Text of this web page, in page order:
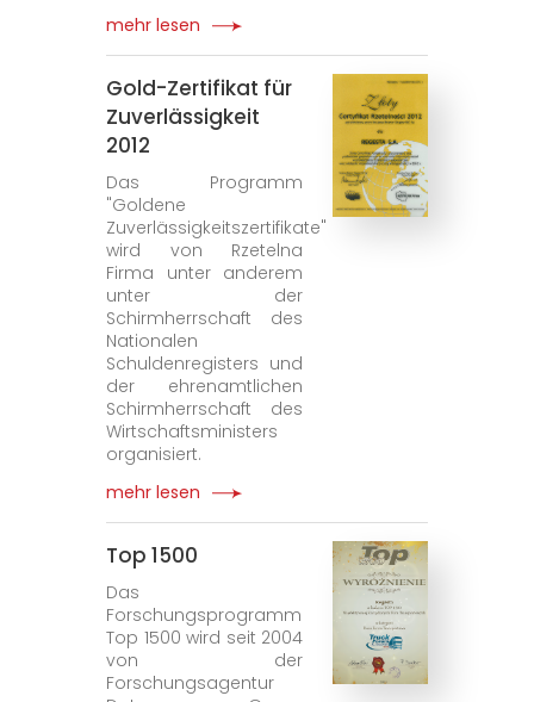
mehr lesen
Gold-Zertifikat für
Zuverlässigkeit
2012
Das Programm
"Goldene
Zuverlässigkeitszertifikate"
wird von Rzetelna
Firma unter anderem
unter der
Schirmherrschaft des
Nationalen
Schuldenregisters und
der ehrenamtlichen
Schirmherrschaft des
Wirtschaftsministers
organisiert.
mehr lesen
Top 1500
Das
Forschungsprogramm
Top 1500 wird seit 2004
von der
Forschungsagentur